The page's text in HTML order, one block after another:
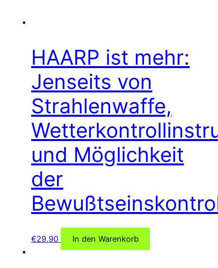
HAARP ist mehr:
Jenseits von
Strahlenwaffe,
und Möglichkeit
der
€29,90 In den Warenkorb